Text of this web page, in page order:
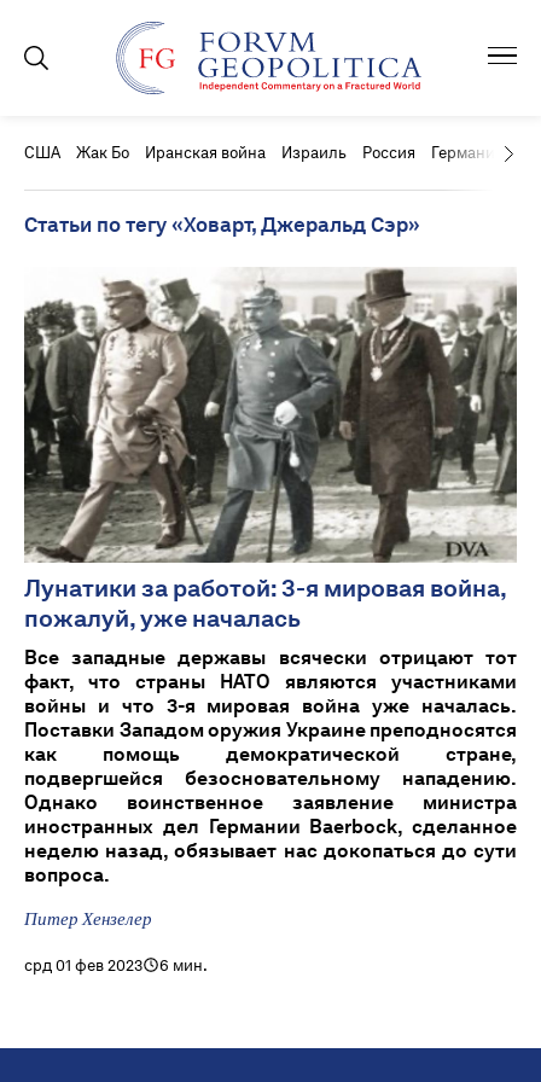
США Жак Бо Иранская война Израиль Россия Германия
Статьи по тегу «Ховарт, Джеральд Сэр»
Лунатики за работой: 3-я мировая война,
пожалуй, уже началась
Все западные державы всячески отрицают тот
факт, что страны НАТО являются участниками
войны и что 3-я мировая война уже началась.
Поставки Западом оружия Украине преподносятся
как помощь демократической стране,
подвергшейся безосновательному нападению.
Однако воинственное заявление министра
иностранных дел Германии Baerbock, сделанное
неделю назад, обязывает нас докопаться до сути
вопроса.
Питер Хензелер
срд 01 фев 2023 6 мин.